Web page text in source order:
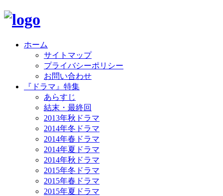
ホーム
サイトマップ
プライバシーポリシー
お問い合わせ
『ドラマ』特集
あらすじ
結末・最終回
2013年秋ドラマ
2014年冬ドラマ
2014年春ドラマ
2014年夏ドラマ
2014年秋ドラマ
2015年冬ドラマ
2015年春ドラマ
2015年夏ドラマ